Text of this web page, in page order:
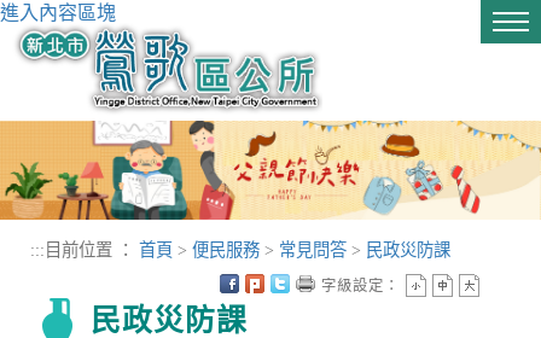
進入內容區塊
::: 目前位置 ： 首頁 > 便民服務 > 常見問答 > 民政災防課
民政災防課
字級設定：